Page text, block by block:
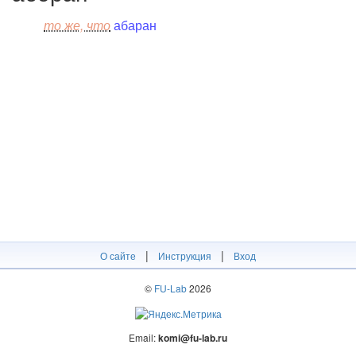
то же, чтоабаран
О сайте | Инструкция | Вход
© FU-Lab2026
Email:komi@fu-lab.ru